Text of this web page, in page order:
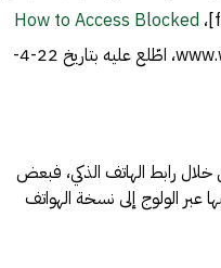
How to Access Blocked
، من موقع: www.wikihow.com، اطّلع عليه بتاريخ 22-4-
رابط الهاتف الذكي، فبعض
عبر الولوج إلى نسخة الهواتف